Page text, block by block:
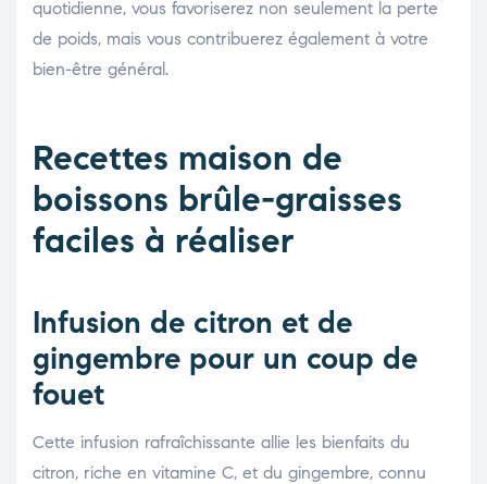
quotidienne, vous favoriserez non seulement la perte
de poids, mais vous contribuerez également à votre
bien-être général.
Recettes maison de
boissons brûle-graisses
faciles à réaliser
Infusion de citron et de
gingembre pour un coup de
fouet
Cette infusion rafraîchissante allie les bienfaits du
citron, riche en vitamine C, et du gingembre, connu